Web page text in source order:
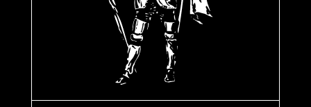
- Größe: XXXXL
- Material: Polypropylen
- VE: 140 stück pro Karton